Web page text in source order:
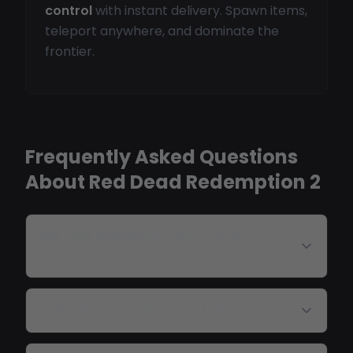
controlwith instant delivery. Spawn items,
teleport anywhere, and dominate the
frontier.
Frequently Asked Questions
About Red Dead Redemption 2